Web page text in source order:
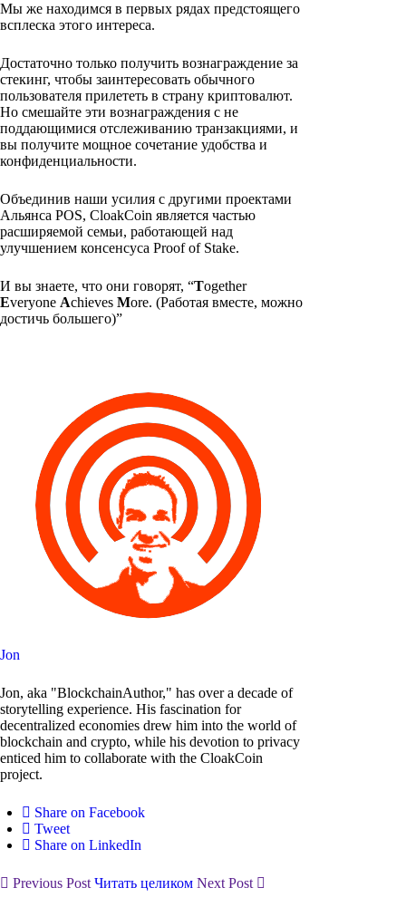
Мы же находимся в первых рядах предстоящего
всплеска этого интереса.
Достаточно только получить вознаграждение за
стекинг, чтобы заинтересовать обычного
пользователя прилететь в страну криптовалют.
Но смешайте эти вознаграждения с не
поддающимися отслеживанию транзакциями, и
вы получите мощное сочетание удобства и
конфиденциальности.
Объединив наши усилия с другими проектами
Альянса POS, CloakCoin является частью
расширяемой семьи, работающей над
улучшением консенсуса Proof of Stake.
И вы знаете, что они говорят, “Together
Everyone Achieves More. (Работая вместе, можно
достичь большего)”
Jon
Jon, aka "BlockchainAuthor," has over a decade of
storytelling experience. His fascination for
decentralized economies drew him into the world of
blockchain and crypto, while his devotion to privacy
enticed him to collaborate with the CloakCoin
project.
Share on Facebook
Tweet
Share on LinkedIn
Previous Post Читать целиком Next Post